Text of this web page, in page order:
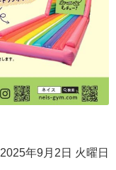
2025年9月2日 火曜日